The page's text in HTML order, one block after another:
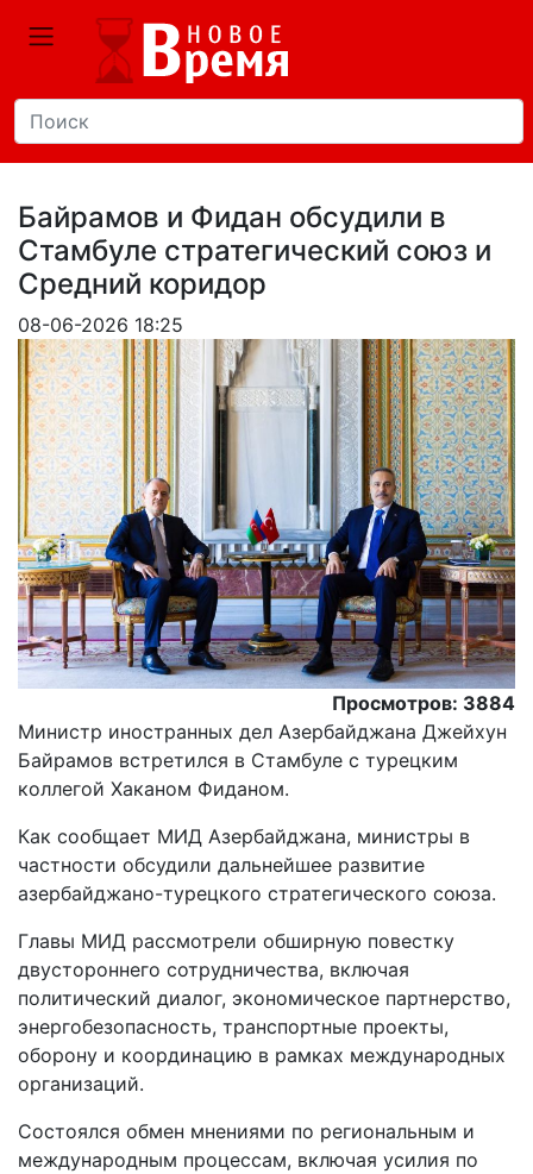
Байрамов и Фидан обсудили в
Стамбуле стратегический союз и
Средний коридор
08-06-2026 18:25
Просмотров: 3884
Министр иностранных дел Азербайджана Джейхун
Байрамов встретился в Стамбуле с турецким
коллегой Хаканом Фиданом.
Как сообщает МИД Азербайджана, министры в
частности обсудили дальнейшее развитие
азербайджано-турецкого стратегического союза.
Главы МИД рассмотрели обширную повестку
двустороннего сотрудничества, включая
политический диалог, экономическое партнерство,
энергобезопасность, транспортные проекты,
оборону и координацию в рамках международных
организаций.
Состоялся обмен мнениями по региональным и
международным процессам, включая усилия по